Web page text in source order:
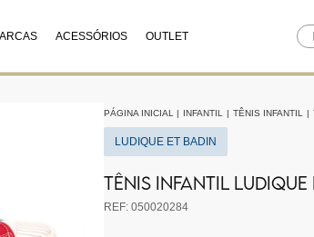
ACESSÓRIOS OUTLET
PÁGINA INICIAL | INFANTIL | TÊNIS INFANTIL |
LUDIQUE ET BADIN
TÊNIS INFANTIL
REF: 050020284